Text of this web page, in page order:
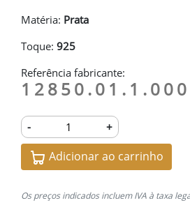
Matéria: Prata
Toque: 925
Referência fabricante:
- +
Adicionar ao carrinho
Os preços indicados incluem IVA à taxa